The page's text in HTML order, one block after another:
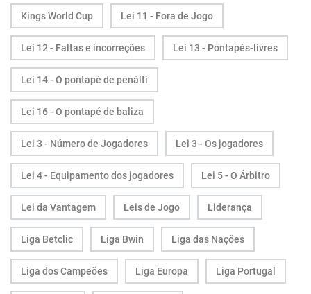
Kings World Cup Lei 11 - Fora de Jogo
Lei 12 - Faltas e incorreções Lei 13 - Pontapés-livres
Lei 14 - O pontapé de penálti
Lei 16 - O pontapé de baliza
Lei 3 - Número de Jogadores Lei 3 - Os jogadores
Lei 4 - Equipamento dos jogadores Lei 5 - O Árbitro
Lei da Vantagem Leis de Jogo Liderança
Liga Betclic Liga Bwin Liga das Nações
Liga dos Campeões Liga Europa Liga Portugal